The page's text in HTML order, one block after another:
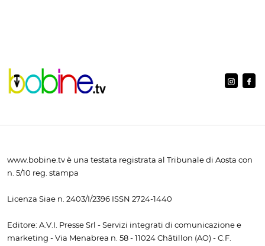
www.bobine.tv è una testata registrata al Tribunale di Aosta con
n. 5/10 reg. stampa
Licenza Siae n. 2403/I/2396 ISSN 2724-1440
Editore: A.V.I. Presse Srl - Servizi integrati di comunicazione e
marketing - Via Menabrea n. 58 - 11024 Châtillon (AO) - C.F.